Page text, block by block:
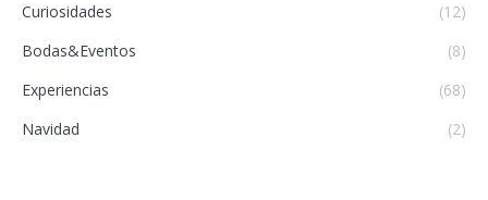
Curiosidades
(12)
Bodas&Eventos
(8)
Experiencias
(68)
Navidad
(2)